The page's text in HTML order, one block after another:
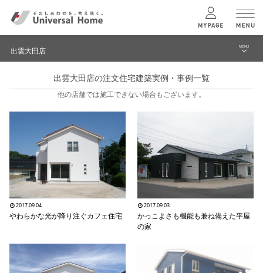
ユニバーサルホームの特長
コンセプトプラン
建築実例
シミュレーション
出雲大田店 MENU
モデルハウス見学予約
出雲大田店 TOPへ
出雲大田店の注文住宅建築実例・事例一覧
他の店舗では施工できない場合もございます。
2017.09.04
やわらかな光が降り注ぐカフェ住宅
2017.09.03
かっこよさも機能も兼ね備えた平屋
の家